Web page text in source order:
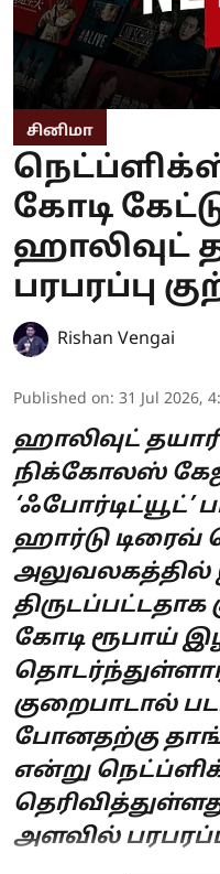
சினிமா
நெட்ப்ளிக்ஸ்
கோடி
ஹாலிவுட்
பரபரப்பு
Rishan Vengai
Published on: 31 Jul 2026,
ஹாலிவுட்
நிக்கோலஸ் கேஜ்
ஹார்டு டிரைவ்
அலுவலகத்தில்
திருடப்பட்டதாக
கோடி ரூபாய்
தொடர்ந்துள்ளார்.
குறைபாடால்
போனதற்கு
என்று
அளவில்